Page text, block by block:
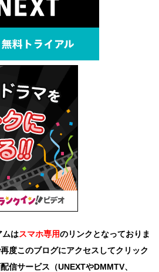
ムはスマホ専用のリンクとなっておりま
度このブログにアクセスしてクリック
信サービス（UNEXTやDMMTV、